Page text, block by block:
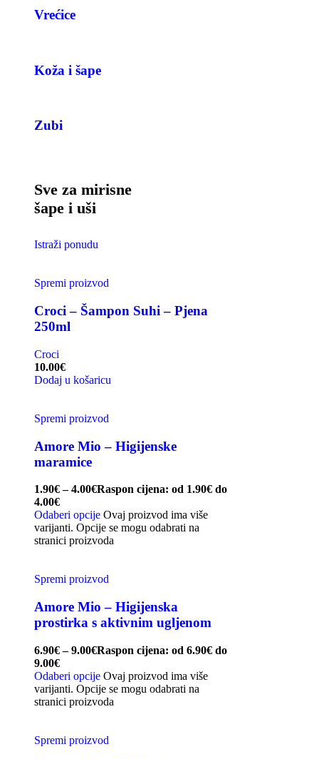
Vrećice
Koža i šape
Zubi
Sve za mirisne
šape i uši
Istraži ponudu
Spremi proizvod
Croci – Šampon Suhi – Pjena
250ml
Croci
10.00€
Dodaj u košaricu
Spremi proizvod
Amore Mio – Higijenske
maramice
1.90€ – 4.00€Raspon cijena: od 1.90€ do
4.00€
Odaberi opcije Ovaj proizvod ima više
varijanti. Opcije se mogu odabrati na
stranici proizvoda
Spremi proizvod
Amore Mio – Higijenska
prostirka s aktivnim ugljenom
6.90€ – 9.00€Raspon cijena: od 6.90€ do
9.00€
Odaberi opcije Ovaj proizvod ima više
varijanti. Opcije se mogu odabrati na
stranici proizvoda
Spremi proizvod